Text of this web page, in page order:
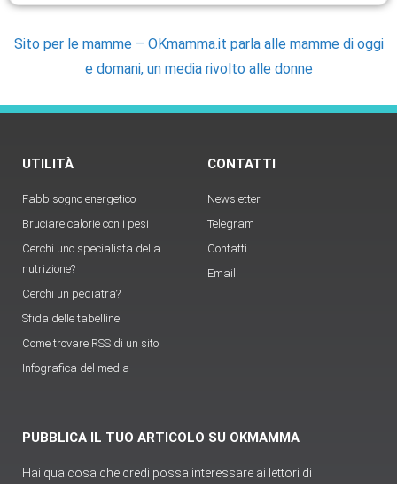
Sito per le mamme – OKmamma.it parla alle mamme di oggi
e domani, un media rivolto alle donne
UTILITÀ
Fabbisogno energetico
Bruciare calorie con i pesi
Cerchi uno specialista della
nutrizione?
Cerchi un pediatra?
Sfida delle tabelline
Come trovare RSS di un sito
Infografica del media
CONTATTI
Newsletter
Telegram
Contatti
Email
PUBBLICA IL TUO ARTICOLO SU OKMAMMA
Hai qualcosa che credi possa interessare ai lettori di